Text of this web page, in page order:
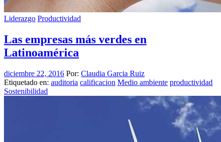
Liderazgo Productividad
Las empresas más verdes en
Latinoamérica
diciembre 22, 2016 Por: Claudia Garcia Ruiz
Etiquetado en: auditoria calificacion Medio ambiente productividad
Sostenibilidad